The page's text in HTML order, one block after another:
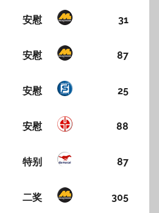
安慰 31
安慰 87
安慰 25
安慰 88
特别 87
二奖 305